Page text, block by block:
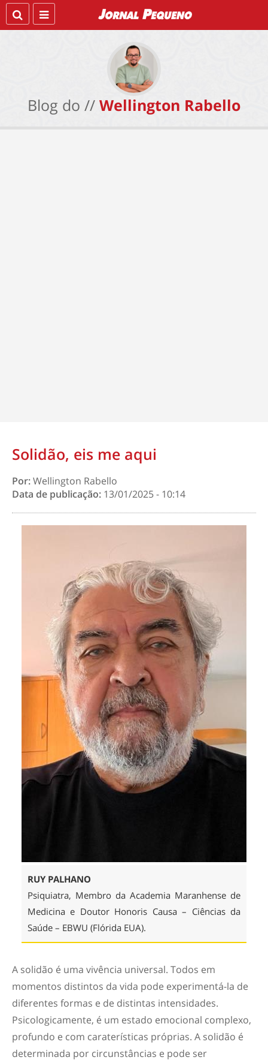
Blog do // Wellington Rabello
Solidão, eis me aqui
Por:Wellington Rabello
Data de publicação: 13/01/2025 - 10:14
RUY PALHANO
Psiquiatra, Membro da Academia Maranhense de
Medicina e Doutor Honoris Causa – Ciências da
Saúde – EBWU (Flórida EUA).
A solidão é uma vivência universal. Todos em
momentos distintos da vida pode experimentá-la de
diferentes formas e de distintas intensidades.
Psicologicamente, é um estado emocional complexo,
profundo e com caraterísticas próprias. A solidão é
determinada por circunstâncias e pode ser